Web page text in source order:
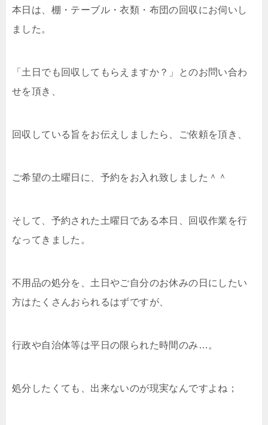
本日は、棚・テーブル・衣類・布団の回収にお伺いし
ました。
「土日でも回収してもらえますか？」とのお問い合わ
せを頂き、
回収している旨をお伝えしましたら、ご依頼を頂き、
ご希望の土曜日に、予約をお入れ致しました＾＾
そして、予約された土曜日である本日、回収作業を行
なってきました。
不用品の処分を、土日やご自分のお休みの日にしたい
方はたくさんおられるはずですが、
行政や自治体等は平日の限られた時間のみ…。
処分したくても、出来ないのが現実なんですよね；